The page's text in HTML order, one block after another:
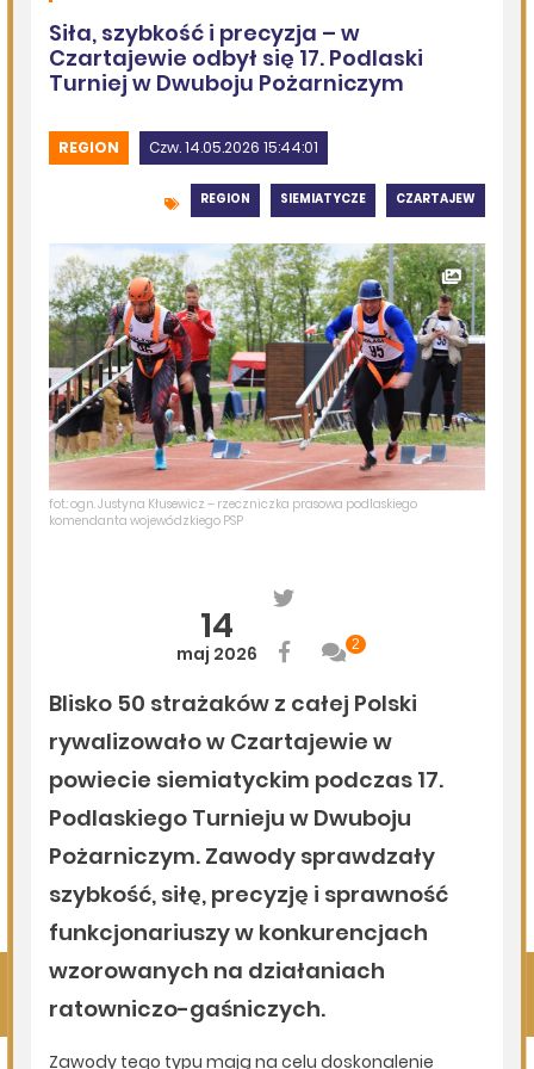
DZISIEJSZY Podlasie24
pielgrzymów na trasie. Ósmy dzień Pieszej Pielgrzymki
08.08.2026 Gmina Dziadkowice
Przebudowa drogi dojazdowej do pól
08.08.2026 Gmina Siemiatycze
Kolejna dotacja dla OSP
08.08.2026 Podlasie24
Siódmy dzień Pieszej Pielgrzymki Drohiczyńskiej.
Wytrwałość, modlitwa i droga ku Jasnej Górze /AUDIO/
„Historie blisko ludzi – Podlaskie inspiracje”
Szedł ulicą z nożem w ręku i metalową rurką - w plecaku
miał skradziony alkohol i perfumy
07.08.2026 Miejska Biblioteka Publiczna w Siemiatyczach
Wernisaż wystawy „Pędzlem i sercem” w Galerii
„Odrobina Kultury”
Pokaż więcej
Kliknij, by wyświetlić wszystkie artykuły